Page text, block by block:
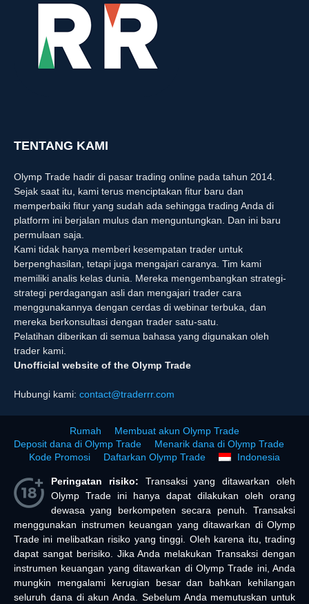
TENTANG KAMI
Olymp Trade hadir di pasar trading online pada tahun 2014.
Sejak saat itu, kami terus menciptakan fitur baru dan
memperbaiki fitur yang sudah ada sehingga trading Anda di
platform ini berjalan mulus dan menguntungkan. Dan ini baru
permulaan saja.
Kami tidak hanya memberi kesempatan trader untuk
berpenghasilan, tetapi juga mengajari caranya. Tim kami
memiliki analis kelas dunia. Mereka mengembangkan strategi-
strategi perdagangan asli dan mengajari trader cara
menggunakannya dengan cerdas di webinar terbuka, dan
mereka berkonsultasi dengan trader satu-satu.
Pelatihan diberikan di semua bahasa yang digunakan oleh
trader kami.
Unofficial website of the Olymp Trade
Hubungi kami: contact@traderrr.com
Rumah
Membuat akun Olymp Trade
Deposit dana di Olymp Trade
Menarik dana di Olymp Trade
Kode Promosi
Daftarkan Olymp Trade Indonesia
Peringatan risiko: Transaksi yang ditawarkan oleh
Olymp Trade ini hanya dapat dilakukan oleh orang
dewasa yang berkompeten secara penuh. Transaksi
menggunakan instrumen keuangan yang ditawarkan di Olymp
Trade ini melibatkan risiko yang tinggi. Oleh karena itu, trading
dapat sangat berisiko. Jika Anda melakukan Transaksi dengan
instrumen keuangan yang ditawarkan di Olymp Trade ini, Anda
mungkin mengalami kerugian besar dan bahkan kehilangan
seluruh dana di akun Anda. Sebelum Anda memutuskan untuk